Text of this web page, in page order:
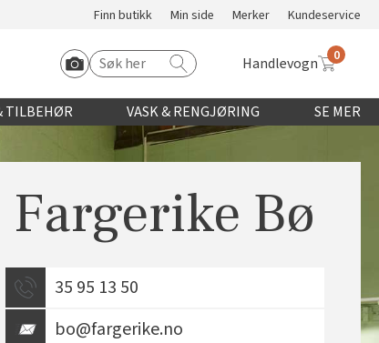
Finn butikk Min side Merker Kundeservice
Start Roomvo
Søk etter: Handlevogn 0
TILBEHØR VASK & RENGJØRING SE MER
Fargerike Bø
35 95 13 50
bo@fargerike.no